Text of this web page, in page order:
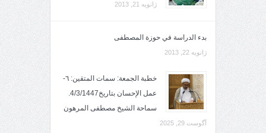
ژانویه 21, 2013
بدء الدراسة في حوزة المصطفى
ژانویه 22, 2013
خطبة الجمعة: سمات المتقين: ٦-
عمل الإحسان بتاريخ4/3/1447.
سماحة الشيخ مصطفى المرهون
آگوست 29, 2025